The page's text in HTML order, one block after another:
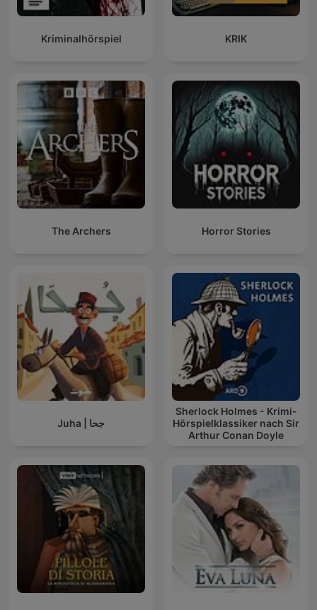
Kriminalhörspiel KRIK
The Archers Horror Stories
Juha | جحا
Sherlock Holmes - Krimi-
Hörspielklassiker nach Sir
Arthur Conan Doyle